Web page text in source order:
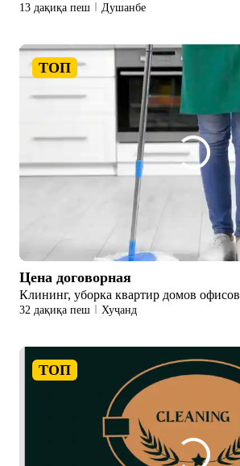
13 дақиқа пеш Душанбе
ТОП
Цена договорная
Клининг, уборка квартир домов офисов
32 дақиқа пеш Хуҷанд
ТОП